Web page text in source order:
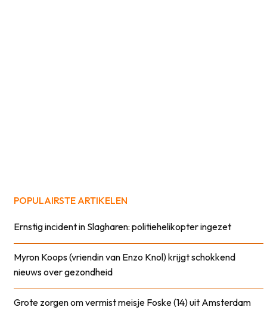
POPULAIRSTE ARTIKELEN
Ernstig incident in Slagharen: politiehelikopter ingezet
Myron Koops (vriendin van Enzo Knol) krijgt schokkend
nieuws over gezondheid
Grote zorgen om vermist meisje Foske (14) uit Amsterdam